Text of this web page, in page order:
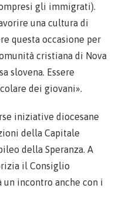
gli immigrati).
una cultura di
questa occasione per
cristiana di Nova
slovena. Essere
dei giovani».
iniziative diocesane
della Capitale
della Speranza. A
il Consiglio
un incontro anche con i